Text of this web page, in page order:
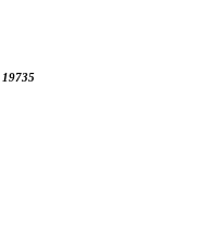
19735